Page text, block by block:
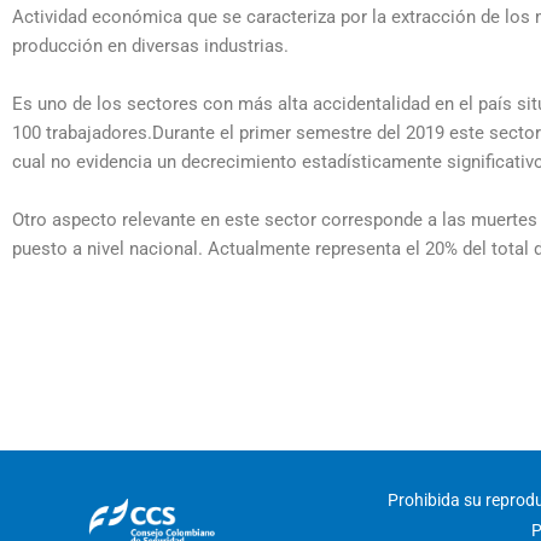
Actividad económica que se caracteriza por la extracción de
producción en diversas industrias.
Es uno de los sectores con más alta accidentalidad en el país
100 trabajadores.Durante el primer semestre del 2019 este
cual no evidencia un decrecimiento estadísticamente
Otro aspecto relevante en este sector corresponde a las
puesto a nivel nacional. Actualmente representa el 20% del total
Prohibida su